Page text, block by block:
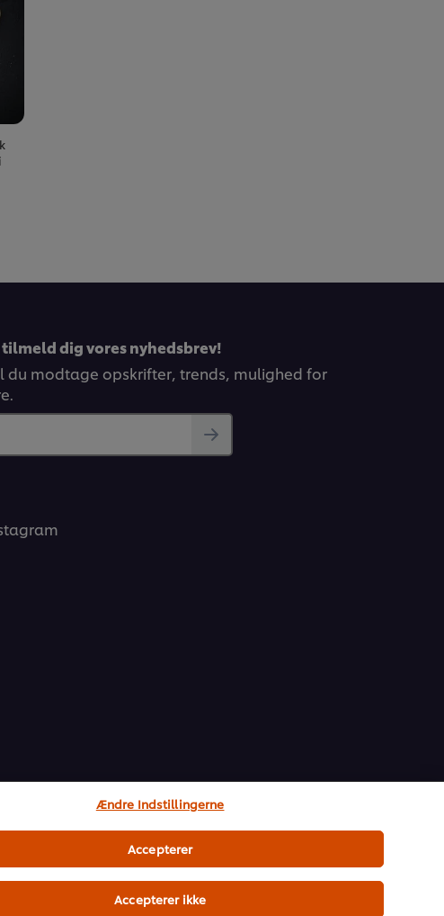
dig vores nyhedsbrev!
du modtage opskrifter, trends, mulighed for
Ændre Indstillingerne
Accepterer ikke
Accepterer